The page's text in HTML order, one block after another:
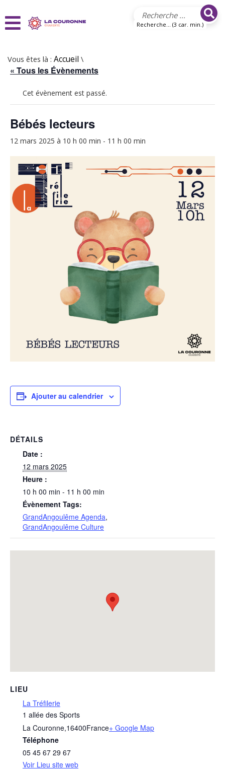
Recherche... (3 car. min.)
Vous êtes là : Accueil \
« Tous les Évènements
Cet évènement est passé.
Bébés lecteurs
12 mars 2025 à 10 h 00 min - 11 h 00 min
Ajouter au calendrier
DÉTAILS
Date :
12 mars 2025
Heure :
10 h 00 min - 11 h 00 min
Évènement Tags:
GrandAngoulême Agenda,
GrandAngoulême Culture
LIEU
La Tréfilerie
1 allée des Sports
La Couronne,16400France+ Google Map
Téléphone
05 45 67 29 67
Voir Lieu site web